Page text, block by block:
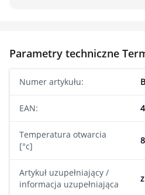
Parametry techniczne
Numer artykułu:
EAN:
Temperatura otwarcia
[°c]
Artykuł uzupełniający /
informacja uzupełniająca